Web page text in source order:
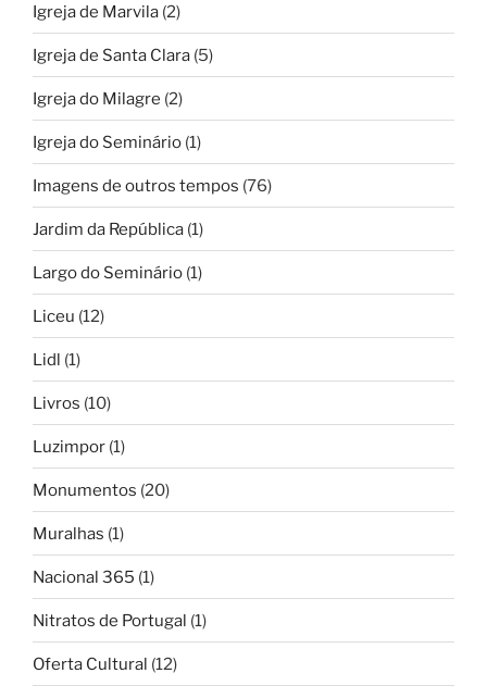
Igreja de Marvila (2)
Igreja de Santa Clara (5)
Igreja do Milagre (2)
Igreja do Seminário (1)
Imagens de outros tempos (76)
Jardim da República (1)
Largo do Seminário (1)
Liceu (12)
Lidl (1)
Livros (10)
Luzimpor (1)
Monumentos (20)
Muralhas (1)
Nacional 365 (1)
Nitratos de Portugal (1)
Oferta Cultural (12)